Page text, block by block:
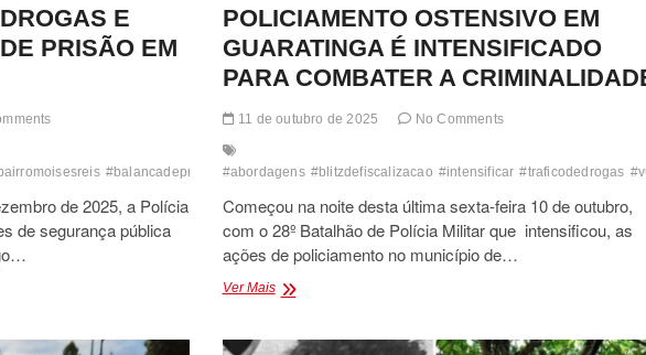
E
PRISÃO EM
#balancadeprecisao #buchas #centralfenix #conducaodesuspeitos #crack
de 2025, a Polícia
de segurança pública
POLICIAMENTO OSTENSIVO EM
GUARATINGA É INTENSIFICADO
PARA COMBATER A
11 de outubro de 2025 No Comments
#abordagens #blitzdefiscalizacao #intensificar #traficodedrogas
Começou na noite desta última sexta-feira 10 de outubro,
com o 28º Batalhão de Polícia Militar que intensificou, as
ações de policiamento no município de…
Ver MaisPOLICIAMENTO
GUARATINGA